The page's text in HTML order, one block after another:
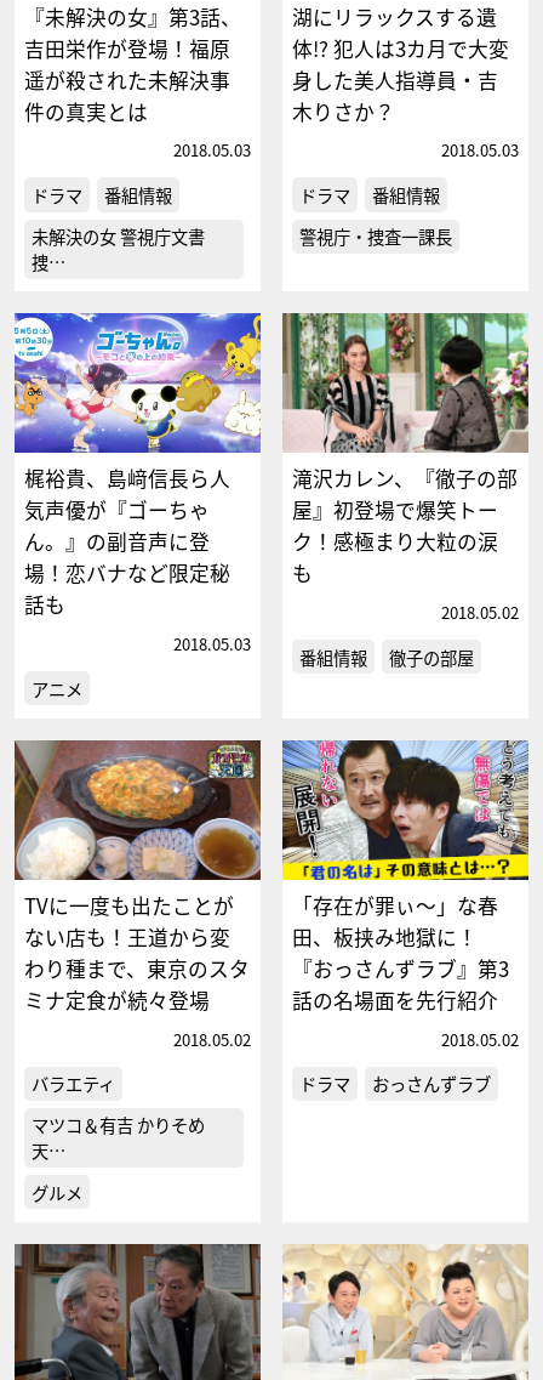
『未解決の女』第3話、
吉田栄作が登場！福原
遥が殺された未解決事
件の真実とは
2018.05.03
ドラマ
番組情報
未解決の女 警視庁文書
捜…
湖にリラックスする遺
体!? 犯人は3カ月で大変
身した美人指導員・吉
木りさか？
2018.05.03
ドラマ
番組情報
警視庁・捜査一課長
梶裕貴、島﨑信長ら人
気声優が『ゴーちゃ
ん。』の副音声に登
場！恋バナなど限定秘
話も
2018.05.03
アニメ
滝沢カレン、『徹子の部
屋』初登場で爆笑トー
ク！感極まり大粒の涙
も
2018.05.02
番組情報 徹子の部屋
TVに一度も出たことが
ない店も！王道から変
わり種まで、東京のスタ
ミナ定食が続々登場
2018.05.02
バラエティ
マツコ＆有吉 かりそめ
天…
グルメ
「存在が罪ぃ～」な春
田、板挟み地獄に！
『おっさんずラブ』第3
話の名場面を先行紹介
2018.05.02
ドラマ おっさんずラブ